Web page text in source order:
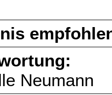
Neumann